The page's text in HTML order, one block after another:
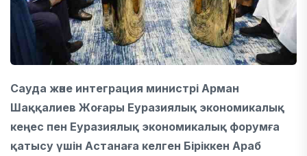
Сауда және интеграция министрі Арман
Шаққалиев Жоғары Еуразиялық экономикалық
кеңес пен Еуразиялық экономикалық форумға
қатысу үшін Астанаға келген Біріккен Араб